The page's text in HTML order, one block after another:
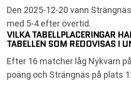
Den 2025-12-20 vann
med 5-4 efter övertid.
VILKA TABELLPLACERINGAR
TABELLEN SOM REDOVISAS I
Efter 16 matcher låg Nykvarn
poäng och Strängnäs på plats